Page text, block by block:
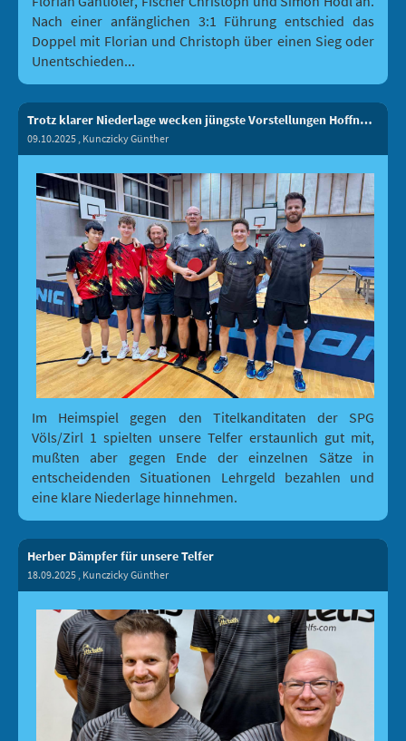
Nach einer anfänglichen 3:1 Führung entschied das
Doppel mit Florian und Christoph über einen Sieg oder
Unentschieden...
Trotz klarer Niederlage wecken jüngste Vorstellungen Hoffnung
09.10.2025 , Kunczicky Günther
Im Heimspiel gegen den Titelkanditaten der SPG
Völs/Zirl 1 spielten unsere Telfer erstaunlich gut mit,
mußten aber gegen Ende der einzelnen Sätze in
entscheidenden Situationen Lehrgeld bezahlen und
eine klare Niederlage hinnehmen.
Herber Dämpfer für unsere Telfer
18.09.2025 , Kunczicky Günther